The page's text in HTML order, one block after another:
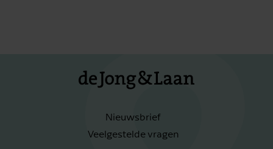
Nieuwsbrief
Veelgestelde vragen